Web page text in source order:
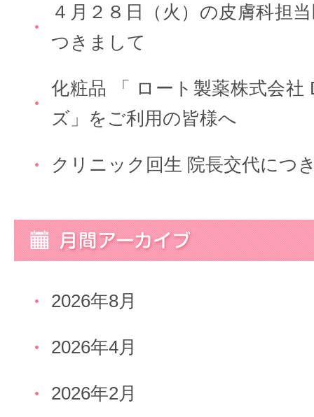
４月２８日（火）の皮膚科担
つきまして
化粧品 「 ロート製薬株式会社
ズ」をご利用の皆様へ
クリニック回生 院長交代につ
2026年8月
2026年4月
2026年2月